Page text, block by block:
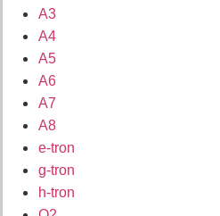
A3
A4
A5
A6
A7
A8
e-tron
g-tron
h-tron